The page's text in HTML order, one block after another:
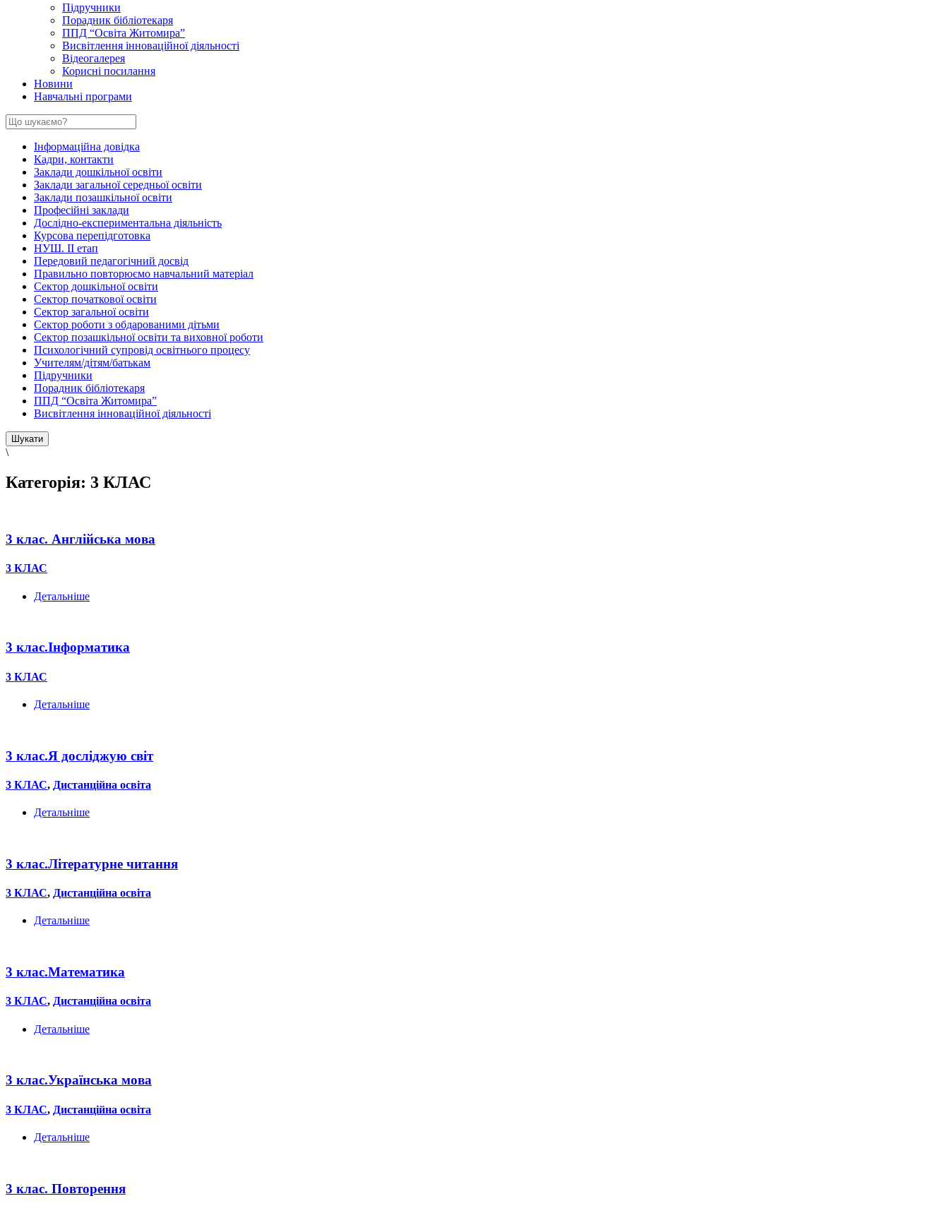
Підручники
Порадник бібліотекаря
ППД “Освіта Житомира”
Висвітлення інноваційної діяльності
Відеогалерея
Корисні посилання
Новини
Навчальні програми
Інформаційна довідка
Кадри, контакти
Заклади дошкільної освіти
Заклади загальної середньої освіти
Заклади позашкільної освіти
Професійні заклади
Дослідно-експериментальна діяльність
Курсова перепідготовка
НУШ. ІІ етап
Передовий педагогічний досвід
Правильно повторюємо навчальний матеріал
Сектор дошкільної освіти
Сектор початкової освіти
Сектор загальної освіти
Сектор роботи з обдарованими дітьми
Сектор позашкільної освіти та виховної роботи
Психологічний супровід освітнього процесу
Учителям/дітям/батькам
Підручники
Порадник бібліотекаря
ППД “Освіта Житомира”
Висвітлення інноваційної діяльності
\
Категорія: 3 КЛАС
3 клас. Англійська мова
3 КЛАС
Детальніше
3 клас.Інформатика
3 КЛАС
Детальніше
3 клас.Я досліджую світ
3 КЛАС, Дистанційна освіта
Детальніше
3 клас.Літературне читання
3 КЛАС, Дистанційна освіта
Детальніше
3 клас.Математика
3 КЛАС, Дистанційна освіта
Детальніше
3 клас.Українська мова
3 КЛАС, Дистанційна освіта
Детальніше
3 клас. Повторення